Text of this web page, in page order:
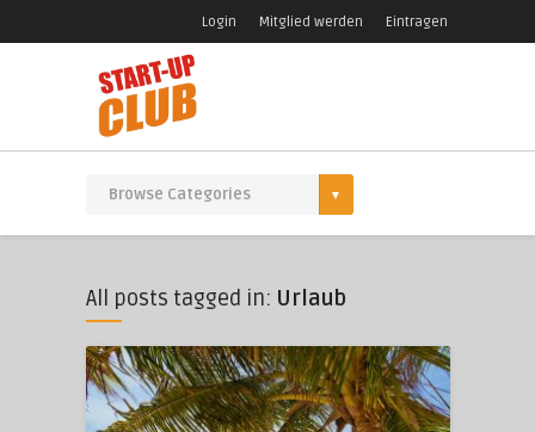
Login Mitglied werden Eintragen
All posts tagged in: Urlaub